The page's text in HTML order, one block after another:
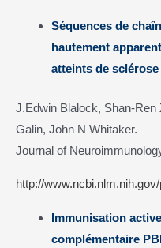
Séquences de
hautement
atteints de
J.Edwin Blalock, Shan-Ren
Galin, John N Whitaker.
Journal of
http://
Immunisation
complémentaire